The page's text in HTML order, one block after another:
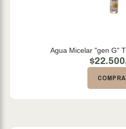
Agua Micelar "gen G"
$